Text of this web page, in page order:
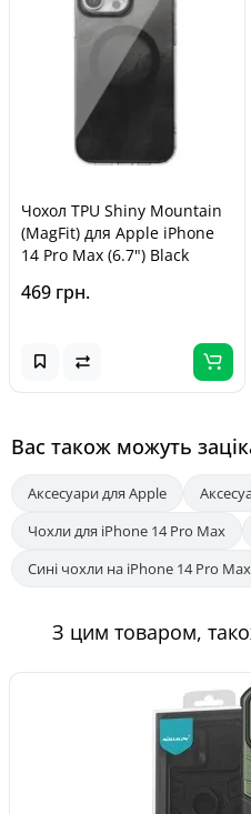
Чохол TPU Shiny Mountain
(MagFit) для Apple iPhone
14 Pro Max (6.7") Black
469 грн.
Вас також можуть
Аксесуари для Apple
Чохли для iPhone 14 Pro Max
Сині чохли на iPhone 14 Pro Max
З цим товаром,